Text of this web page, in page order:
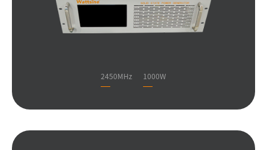
2450MHz 1000W